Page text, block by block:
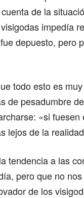
de la
impedía
depuesto, pero
todo esto es
de pesadumbre
«si
lejos de la
tendencia a las
pero que no
de los